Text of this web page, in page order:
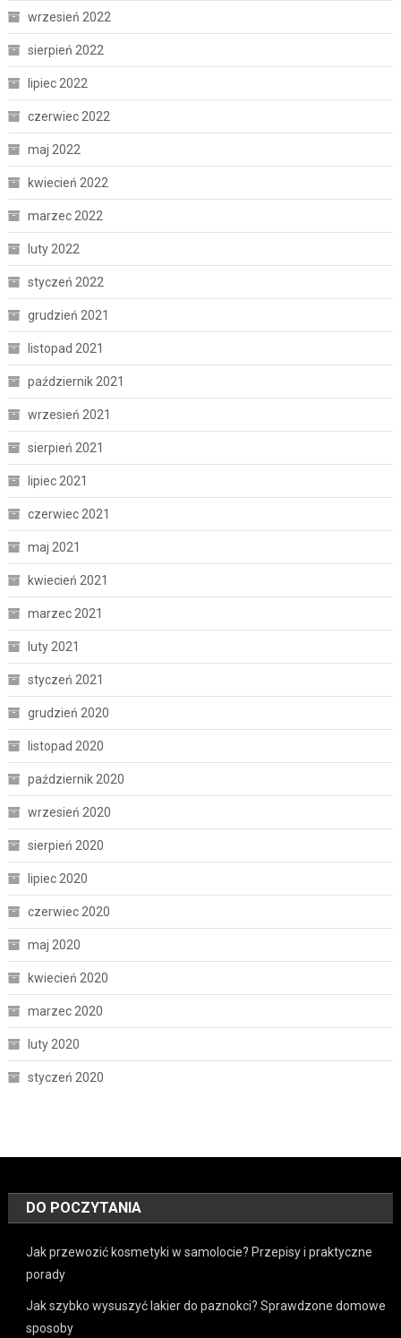
wrzesień 2022
sierpień 2022
lipiec 2022
czerwiec 2022
maj 2022
kwiecień 2022
marzec 2022
luty 2022
styczeń 2022
grudzień 2021
listopad 2021
październik 2021
wrzesień 2021
sierpień 2021
lipiec 2021
czerwiec 2021
maj 2021
kwiecień 2021
marzec 2021
luty 2021
styczeń 2021
grudzień 2020
listopad 2020
październik 2020
wrzesień 2020
sierpień 2020
lipiec 2020
czerwiec 2020
maj 2020
kwiecień 2020
marzec 2020
luty 2020
styczeń 2020
DO POCZYTANIA
Jak przewozić kosmetyki w samolocie? Przepisy i praktyczne
porady
Jak szybko wysuszyć lakier do paznokci? Sprawdzone domowe
sposoby